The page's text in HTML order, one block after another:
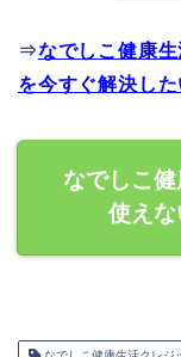
⇒なでしこ健康
を今すぐ解決し
なでしこ
使え